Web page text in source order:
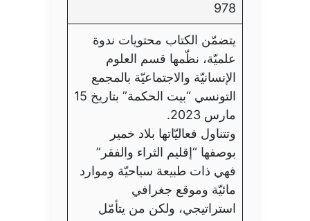
978
يتضمّن الكتاب محتويات ندوة
علميّة، نظّمها قسم العلوم
الإنسانيّة والاجتماعيّة بالمجمع
التونسي “بيت الحكمة” بتاريخ 15
مارس 2023.
وتتناول فعاليّاتها بلاد خمير
بوصفها “إقليم الثراء والفقر”
فهي ذات طبيعة سياحيّة وموارد
مائيّة وموقع جغرافي
استراتيجي، ولكن من يتأمّل